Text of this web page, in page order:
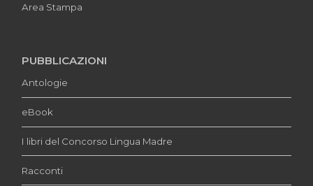
Area Stampa
PUBBLICAZIONI
Antologie
eBook
I libri del Concorso Lingua Madre
Racconti